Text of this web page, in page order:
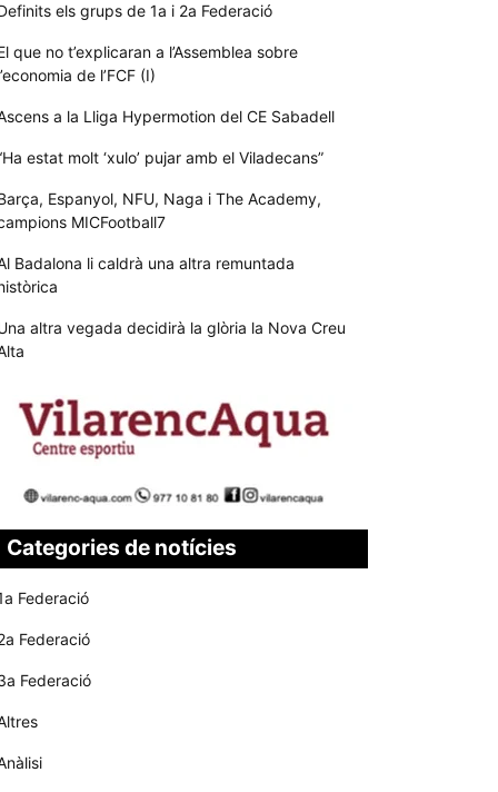
els grups de 1a i 2a Federació
que no t’explicaran a l’Assemblea sobre
de l’FCF (I)
a la Lliga Hypermotion del CE Sabadell
estat molt ‘xulo’ pujar amb el Viladecans”
Espanyol, NFU, Naga i The Academy,
MICFootball7
Badalona li caldrà una altra remuntada
altra vegada decidirà la glòria la Nova Creu
Categories de notícies
Federació
Federació
Federació